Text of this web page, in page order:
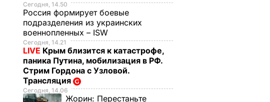
Сегодня, 14.50
Россия формирует боевые
подразделения из украинских
военнопленных – ISW
Сегодня, 14.21
LIVE Крым близится к катастрофе,
паника Путина, мобилизация в РФ.
Стрим Гордона с Узловой.
Трансляция
Сегодня, 14.06
Жорин: Перестаньте